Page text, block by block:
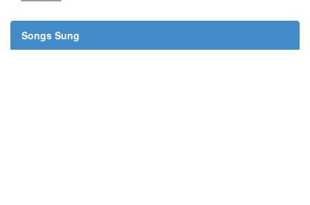
Songs Sung